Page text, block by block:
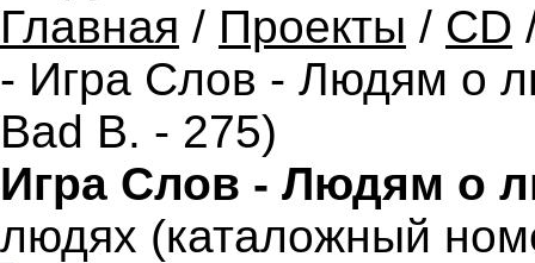
Главная / Проекты / CD
- Игра Слов - Людям о
Bad B. - 275)
Игра Слов - Людям о
людях (каталожный